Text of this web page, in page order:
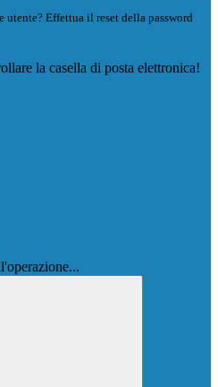
utente? Effettua il reset della password
la casella di posta elettronica!